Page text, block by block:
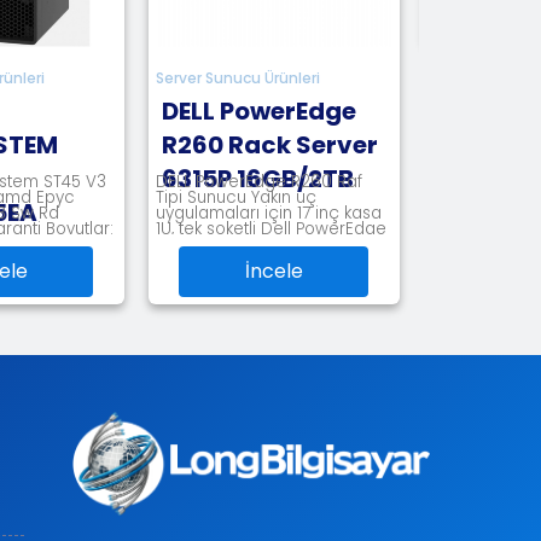
Server Sunucu Ürünleri
DELL PowerEdge
R260 Rack Server
6315P 16GB/2TB
DELL PowerEdge R260 Raf
Tipi Sunucu Yakın uç
uygulamaları için 17 inç kasa
1U, tek soketli Dell PowerEdge
R260 esn